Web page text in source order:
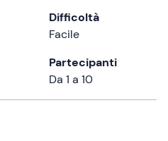
Difficoltà
Facile
Partecipanti
Da 1 a 10